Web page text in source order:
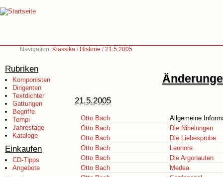
Navigation: Klassika / Historie /21.5.2005
Rubriken
Komponisten
Dirigenten
Textdichter
Gattungen
Begriffe
Tempi
Jahrestage
Kataloge
Einkaufen
CD-Tipps
Angebote
21.5.2005
Otto Bach
Allgemeine
Otto Bach
Die Nibelungen
Otto Bach
Die Liebesprobe
Otto Bach
Leonore
Otto Bach
Die Argonauten
Otto Bach
Medea